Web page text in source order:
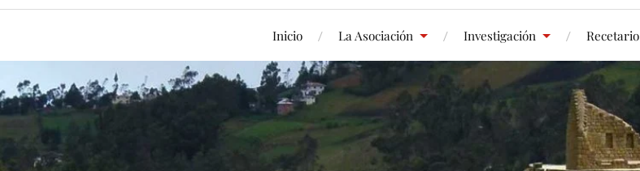
Inicio La Asociación Investigación Recetario